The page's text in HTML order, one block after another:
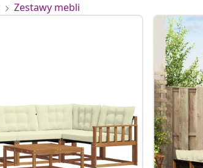
Zestawy mebli